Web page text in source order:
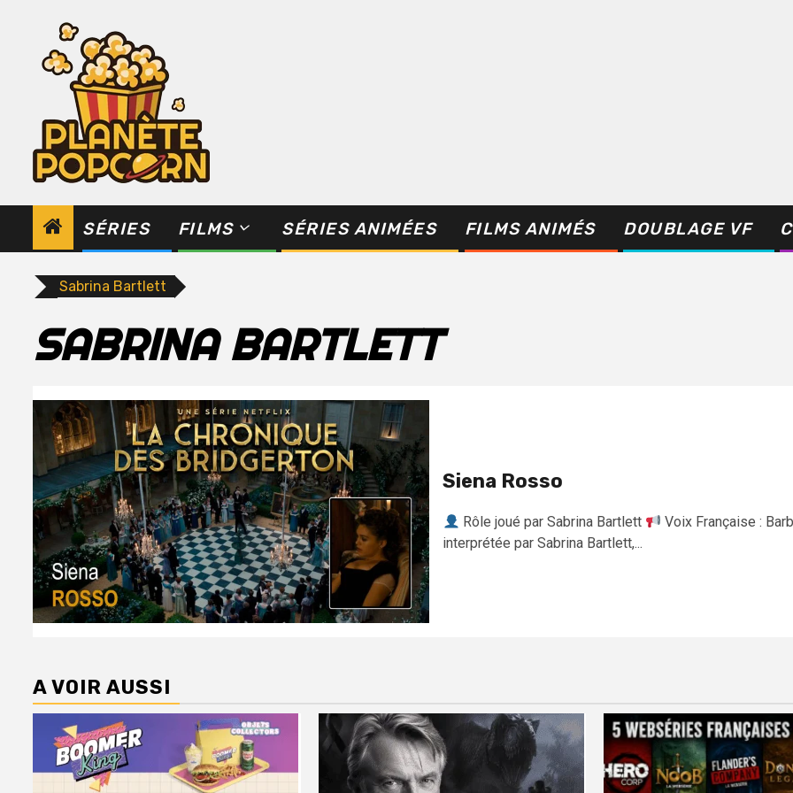
SÉRIES FILMS SÉRIES ANIMÉES FILMS ANIMÉS DOUBLAGE VF
Sabrina Bartlett
SABRINA BARTLETT
Siena Rosso
Rôle joué par Sabrina Bartlett
Voix Française :
interprétée par Sabrina Bartlett,...
A VOIR AUSSI